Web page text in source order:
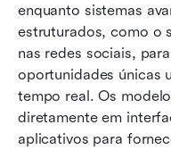
enquanto sistemas
estruturados, como o
nas redes sociais,
oportunidades únicas
tempo real. Os
diretamente em
aplicativos para